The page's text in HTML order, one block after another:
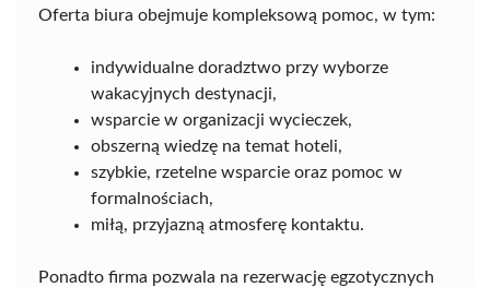
Oferta biura obejmuje kompleksową pomoc, w tym:
indywidualne doradztwo przy wyborze
wakacyjnych destynacji,
wsparcie w organizacji wycieczek,
obszerną wiedzę na temat hoteli,
szybkie, rzetelne wsparcie oraz pomoc w
formalnościach,
miłą, przyjazną atmosferę kontaktu.
Ponadto firma pozwala na rezerwację egzotycznych